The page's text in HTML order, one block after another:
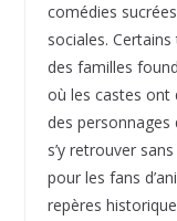
comédies
sociales.
des familles
où les castes ont
des
s’y retrouver
pour les fans
repères